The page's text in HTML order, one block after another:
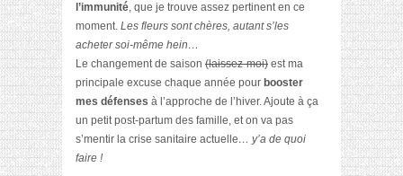
l’immunité, que je trouve assez pertinent en ce
moment. Les fleurs sont chères, autant s’les
acheter soi-même hein…
Le changement de saison (laissez-moi) est ma
principale excuse chaque année pour booster
mes défenses à l’approche de l’hiver. Ajoute à ça
un petit post-partum des famille, et on va pas
s’mentir la crise sanitaire actuelle… y’a de quoi
faire !